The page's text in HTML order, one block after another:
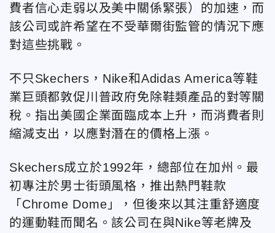
費者信心走弱以及美中關係緊張）的加速，而
該公司或許希望在不受華爾街監管的情況下應
對這些挑戰。
不只Skechers，Nike和Adidas America等鞋
業巨頭都敦促川普政府免除鞋類產品的對等關
稅。指出美國企業面臨成本上升，而消費者則
縮減支出，以應對潛在的價格上漲。
Skechers成立於1992年，總部位在加州。最
初專注於男士街頭風格，推出熱門鞋款
「Chrome Dome」
，但後來以其注重舒適度
的運動鞋而聞名。該公司在與Nike等老牌及